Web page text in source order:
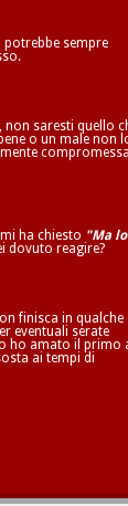
potrebbe sempre
non saresti quello
o un male non
ha chiesto "Ma lo
dovuto reagire?
finisca in qualche
eventuali serate
ho amato il primo
ai tempi di